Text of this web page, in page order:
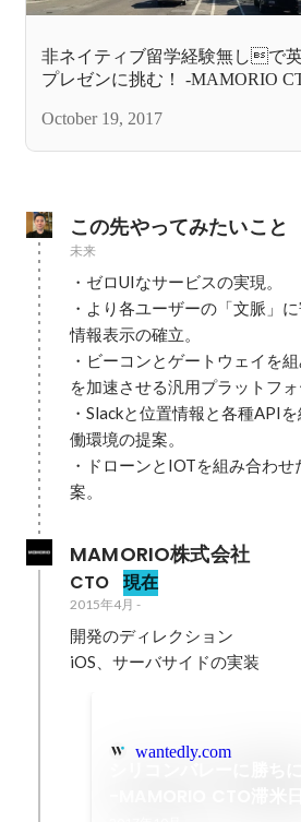
非ネイティブ留学経験無しで
プレゼンに挑む！ -MAMORIO
October 19, 2017
この先やってみたいこと
未来
・ゼロUIなサービスの実現。
・より各ユーザーの「文脈」
情報表示の確立。
・ビーコンとゲートウェイを
を加速させる汎用プラットフォ
・Slackと位置情報と各種API
働環境の提案。
・ドローンとIOTを組み合わ
案。
MAMORIO株式会社
CTO 現在
2015年4月 -
開発のディレクション
iOS、サーバサイドの実装
wantedly.com